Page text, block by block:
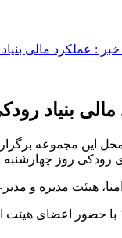
بنیاد رودکی در سال
این مجموعه
به نقل از روابط عمومی بنیاد رودکی، جلسه مجمع عمومی عادی سالانه